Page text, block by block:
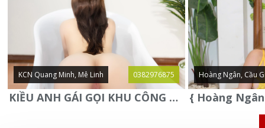
KCN Quang Minh, Mê Linh 0382976875
KIỀU ANH GÁI GỌI KHU CÔNG NGHIỆP QUANG MINH - MÊ LINH
Hoàng Ngân, Cầu